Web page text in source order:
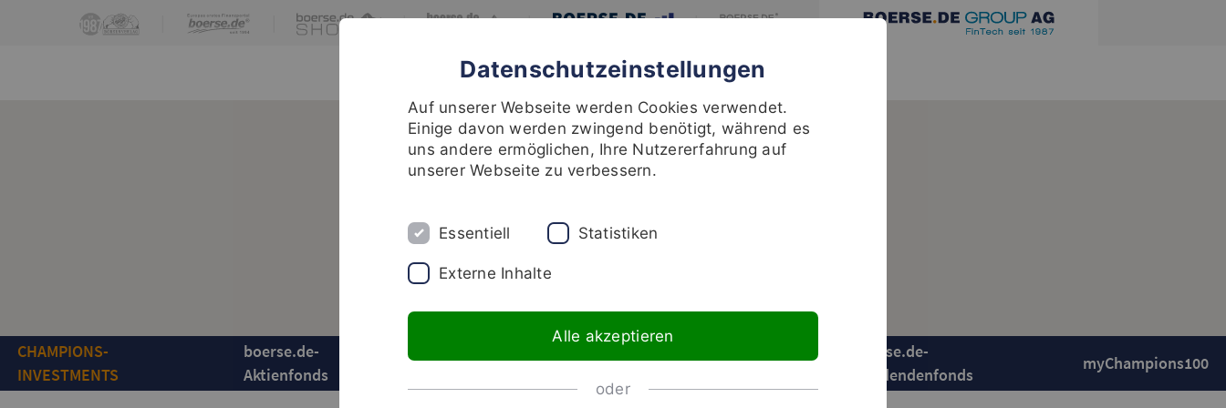
| | |
RECHERCHEINVESTMENTBLOGMEINUNGENÜBER UNS
CHAMPIONS-
INVESTMENTS
boerse.de-
Aktienfonds
boerse.de-
boerse.de-
Dividendenfonds
myChampions100
Datenschutzeinstellungen
Auf unserer Webseite werden Cookies verwendet.
Einige davon werden zwingend benötigt, während es
uns andere ermöglichen, Ihre Nutzererfahrung auf
unserer Webseite zu verbessern.
Essentiell Statistiken
Externe Inhalte
Alle akzeptieren
oder